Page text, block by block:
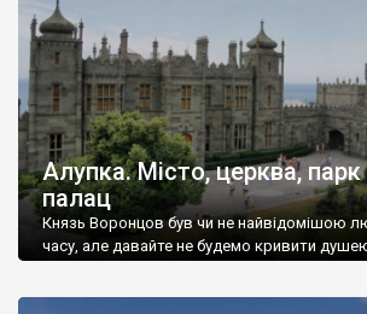
Алупка. Місто, церква, парк
палац
Князь Воронцов був чи не найвідомішою
часу, але давайте не будемо кривити